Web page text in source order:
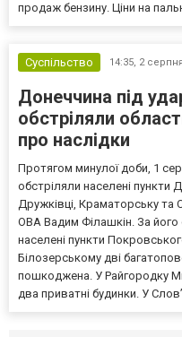
продаж бензину. Ціни на
Суспільство 14:35, 2 серпня
Донеччина під
обстріляли
про наслідки
Протягом минулої доби, 1
обстріляли населені пункти
Дружківці, Краматорську та
ОВА Вадим Філашкін. За
населені пункти
Білозерському дві
пошкоджена. У Райгородку
два приватні будинки. У